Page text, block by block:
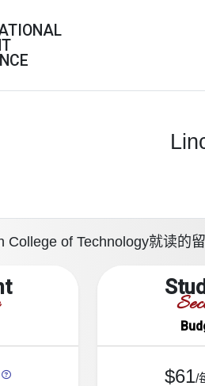
College of Technology就读的
$61/